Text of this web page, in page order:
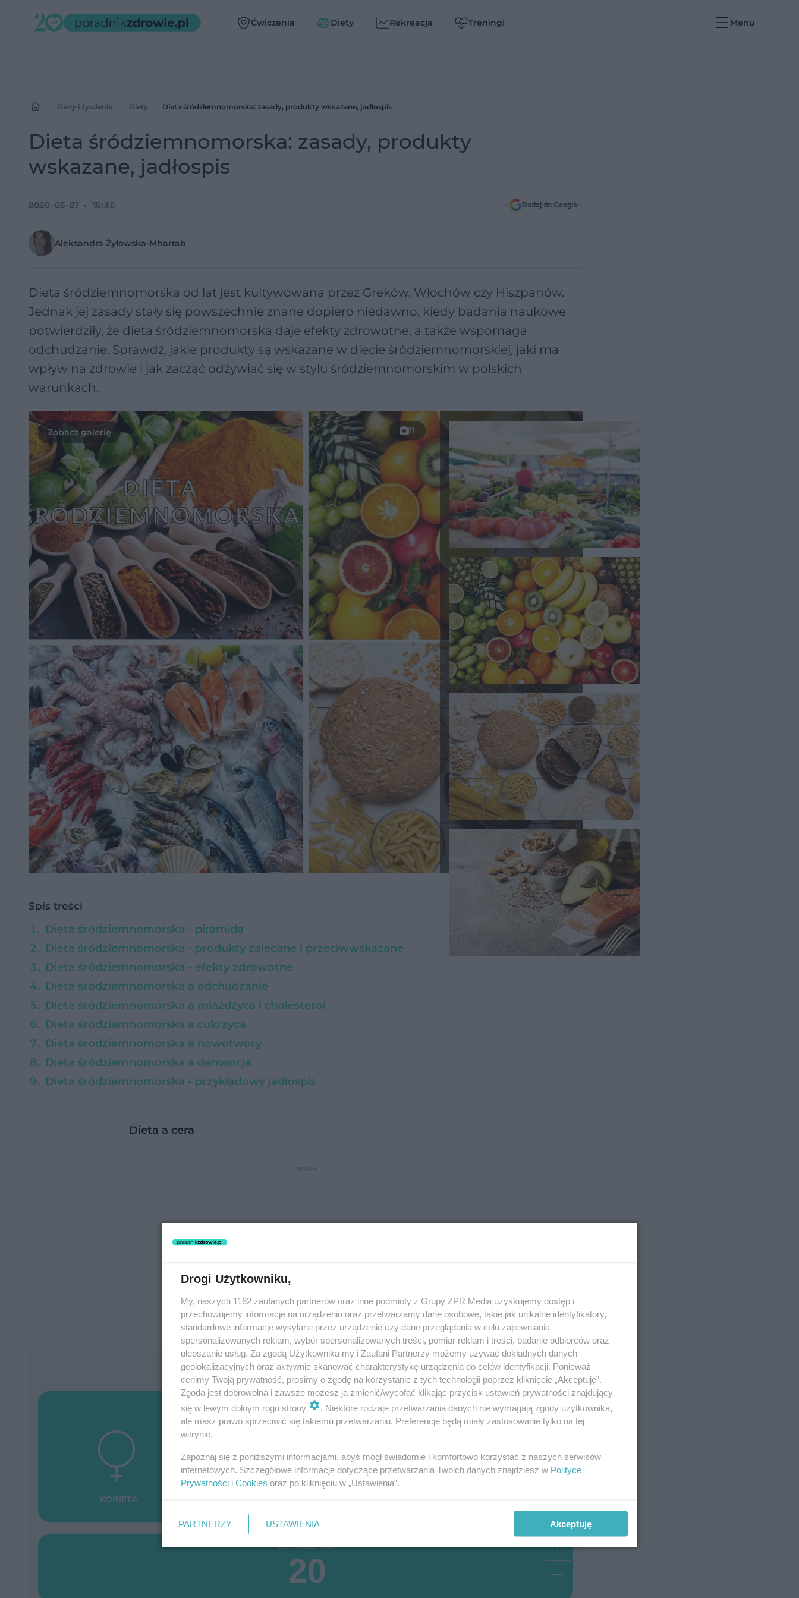
Ćwiczenia Diety Rekreacja Treningi Menu
Diety i żywienie Diety Dieta śródziemnomorska: zasady, produkty wskazane, jadłospis
Dieta śródziemnomorska: zasady, produkty
wskazane, jadłospis
Aleksandra Żyłowska-Mharrab
2020-05-27 15:35 Dodaj do Google
Dieta śródziemnomorska od lat jest kultywowana przez Greków, Włochów czy Hiszpanów.
Jednak jej zasady stały się powszechnie znane dopiero niedawno, kiedy badania naukowe
potwierdziły, że dieta śródziemnomorska daje efekty zdrowotne, a także wspomaga
odchudzanie. Sprawdź, jakie produkty są wskazane w diecie śródziemnomorskiej, jaki ma
wpływ na zdrowie i jak zacząć odżywiać się w stylu śródziemnomorskim w polskich
warunkach.
11
Spis treści
Dieta śródziemnomorska - piramida
Dieta śródziemnomorska - produkty zalecane i przeciwwskazane
Dieta śródziemnomorska - efekty zdrowotne
Dieta śródziemnomorska a odchudzanie
Dieta śródziemnomorska a miażdżyca i cholesterol
Dieta śródziemnomorska a cukrzyca
Dieta śródziemnomorska a nowotwory
Dieta śródziemnomorska a demencja
Dieta śródziemnomorska - przykładowy jadłospis
Dieta a cera
Kalkulator BMI
KOBIETA
ILE MASZ LAT
Drogi Użytkowniku,
My, naszych 1162 zaufanych partnerów oraz inne podmioty z Grupy ZPR Media uzyskujemy dostęp i
przechowujemy informacje na urządzeniu oraz przetwarzamy dane osobowe, takie jak unikalne identyfikatory,
standardowe informacje wysyłane przez urządzenie czy dane przeglądania w celu zapewniania
spersonalizowanych reklam, wybór spersonalizowanych treści, pomiar reklam i treści, badanie odbiorców oraz
ulepszanie usług. Za zgodą Użytkownika my i Zaufani Partnerzy możemy używać dokładnych danych
geolokalizacyjnych oraz aktywnie skanować charakterystykę urządzenia do celów identyfikacji. Ponieważ
cenimy Twoją prywatność, prosimy o zgodę na korzystanie z tych technologii poprzez kliknięcie „Akceptuję”.
Zgoda jest dobrowolna i zawsze możesz ją zmienić/wycofać klikając przycisk ustawień prywatności znajdujący
się w lewym dolnym rogu strony
. Niektóre rodzaje przetwarzania danych nie wymagają zgody użytkownika,
ale masz prawo sprzeciwić się takiemu przetwarzaniu. Preferencje będą miały zastosowanie tylko na tej
witrynie.
Zapoznaj się z poniższymi informacjami, abyś mógł świadomie i komfortowo korzystać z naszych serwisów
internetowych. Szczegółowe informacje dotyczące przetwarzania Twoich danych znajdziesz w Polityce
Prywatności i Cookies oraz po kliknięciu w „Ustawienia”.
PARTNERZY USTAWIENIA Akceptuję